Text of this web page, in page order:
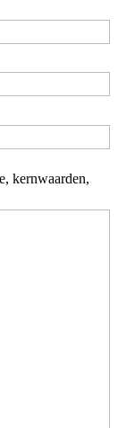
kernwaarden,